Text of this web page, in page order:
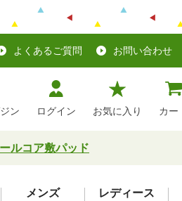
よくあるご質問 お問い合わせ
ン ログイン お気に入り カー
ルコア敷パッド
メンズ
レディース